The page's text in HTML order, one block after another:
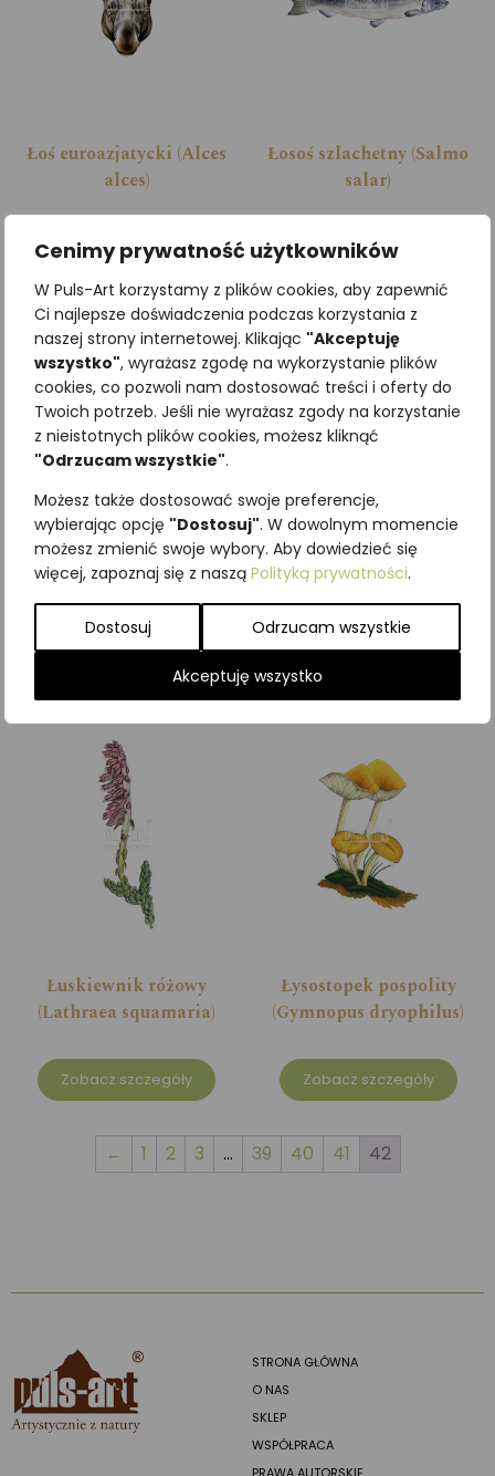
Cenimy prywatność użytkowników
W Puls-Art korzystamy z plików cookies, aby zapewnić
Ci najlepsze doświadczenia podczas korzystania z
naszej strony internetowej. Klikając "Akceptuję
wszystko", wyrażasz zgodę na wykorzystanie plików
cookies, co pozwoli nam dostosować treści i oferty do
Twoich potrzeb. Jeśli nie wyrażasz zgody na korzystanie
z nieistotnych plików cookies, możesz kliknąć
"Odrzucam wszystkie".
Możesz także dostosować swoje preferencje,
wybierając opcję "Dostosuj". W dowolnym momencie
możesz zmienić swoje wybory. Aby dowiedzieć się
więcej, zapoznaj się z naszą Polityką prywatności.
Dostosuj Odrzucam wszystkie
Akceptuję wszystko
Łoś euroazjatycki (Alces
alces)
Zobacz szczegóły
Łosoś szlachetny (Salmo
salar)
Zobacz szczegóły
Łubin trwały (Lupinus
polyphyllus)
Łunica czerwona
(Pyrrhosoma nymphula)
Łuskiewnik różowy
(Lathraea squamaria)
Zobacz szczegóły
Łysostopek pospolity
(Gymnopus dryophilus)
Zobacz szczegóły
← 1 2 3 … 39 40 41 42
STRONA GŁÓWNA
O NAS
SKLEP
WSPÓŁPRACA